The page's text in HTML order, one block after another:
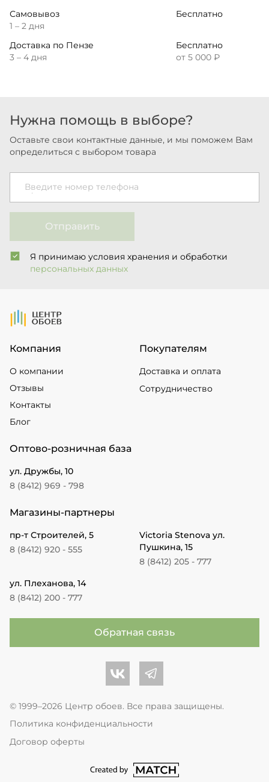
Самовывоз
1 – 2 дня
Бесплатно
Доставка по Пензе
3 – 4 дня
Бесплатно
от 5 000 ₽
Нужна помощь в выборе?
Оставьте свои контактные данные, и мы поможем Вам
определиться с выбором товара
Введите номер телефона
Отправить
Я принимаю условия хранения и обработки
персональных данных
На Главную
Компания
О компании
Отзывы
Контакты
Блог
Покупателям
Доставка и оплата
Сотрудничество
Оптово-розничная база
ул. Дружбы, 10
8 (8412) 969 - 798
Магазины-партнеры
пр-т Строителей, 5
8 (8412) 920 - 555
Victoria Stenova ул.
Пушкина, 15
8 (8412) 205 - 777
ул. Плеханова, 14
8 (8412) 200 - 777
Обратная связь
Центр обоев во Вконтакте
Центр обоев в Телеграме
© 1999–2026 Центр обоев. Все права защищены.
Политика конфиденциальности
Договор оферты
перейти на сайт студии Match